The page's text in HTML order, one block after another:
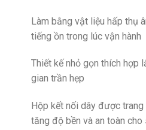
Làm bằng vật liệu hấp thụ
tiếng ồn trong lúc vận hành
Thiết kế nhỏ gọn thích hợp
gian trần hẹp
Hộp kết nối dây được
tăng độ bền và an toàn cho